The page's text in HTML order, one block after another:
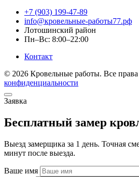
+7 (903) 199-47-89
info@кровельные-работы77.рф
Лотошинский район
Пн–Вс: 8:00–22:00
Контакт
© 2026 Кровельные работы. Все
конфиденциальности
Заявка
Бесплатный замер
Выезд замерщика за 1 день. Точная
минут после выезда.
Ваше имя